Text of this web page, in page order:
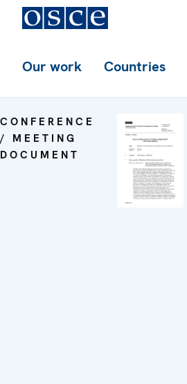
Our work Countries
CONFERENCE
/ MEETING
DOCUMENT